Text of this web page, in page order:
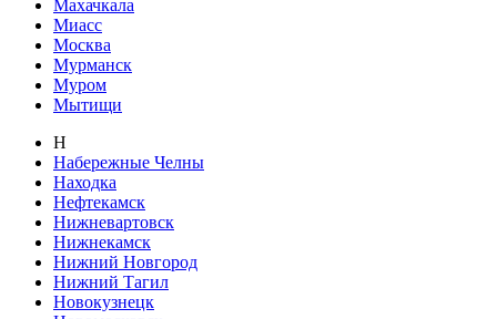
Махачкала
Миасс
Москва
Мурманск
Муром
Мытищи
Н
Набережные Челны
Находка
Нефтекамск
Нижневартовск
Нижнекамск
Нижний Новгород
Нижний Тагил
Новокузнецк